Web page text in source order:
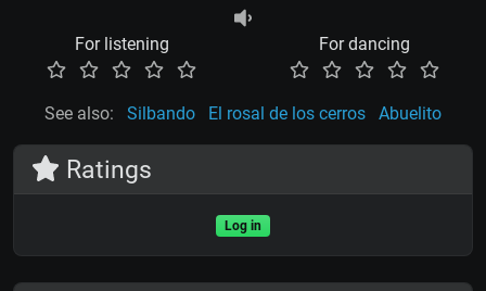
For listening For dancing
See also: Silbando El rosal de los cerros Abuelito
Ratings
Log in